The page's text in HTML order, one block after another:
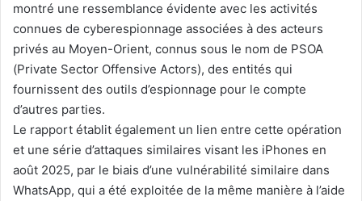
montré une ressemblance évidente avec les activités
connues de cyberespionnage associées à des acteurs
privés au Moyen-Orient, connus sous le nom de PSOA
(Private Sector Offensive Actors), des entités qui
fournissent des outils d’espionnage pour le compte
d’autres parties.
Le rapport établit également un lien entre cette opération
et une série d’attaques similaires visant les iPhones en
août 2025, par le biais d’une vulnérabilité similaire dans
WhatsApp, qui a été exploitée de la même manière à l’aide